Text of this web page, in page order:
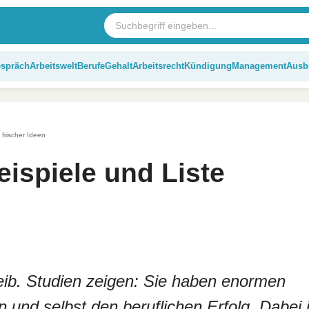
ArbeitsweltBerufeGehaltArbeitsrechtKündigung Management
Ideen
und Liste
Studien zeigen: Sie haben enormen